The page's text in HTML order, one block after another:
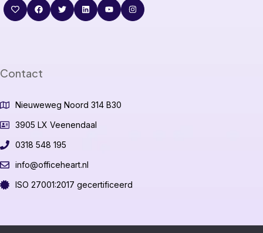
Contact
Nieuweweg Noord 314 B30
3905 LX Veenendaal
0318 548 195
info@officeheart.nl
ISO 27001:2017 gecertificeerd